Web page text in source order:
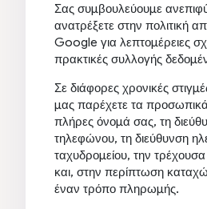
Σας συμβουλεύουμε
ανατρέξετε στην πολιτική
Google για λεπτομέρειες
πρακτικές συλλογής
Σε διάφορες χρονικές
μας παρέχετε τα
πλήρες όνομά σας, τη
τηλεφώνου, τη διεύθυνση
ταχυδρομείου, την
και, στην περίπτωση
έναν τρόπο πληρωμής.